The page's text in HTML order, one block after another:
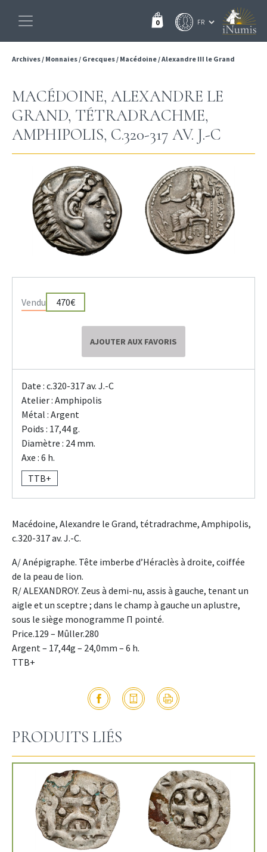
0
Archives/ Monnaies/ Grecques/ Macédoine/Alexandre III le Grand
MACÉDOINE, ALEXANDRE LE
GRAND, TÉTRADRACHME,
AMPHIPOLIS, C.320-317 AV. J.-C
Vendu 470€
AJOUTER AUX FAVORIS
Date : c.320-317 av. J.-C
Atelier : Amphipolis
Métal : Argent
Poids : 17,44 g.
Diamètre : 24 mm.
Axe : 6 h.
TTB+
Macédoine, Alexandre le Grand, tétradrachme, Amphipolis,
c.320-317 av. J.-C.
A/ Anépigraphe. Tête imberbe d’Héraclès à droite, coiffée
de la peau de lion.
R/ ALEXANDROY. Zeus à demi-nu, assis à gauche, tenant un
aigle et un sceptre ; dans le champ à gauche un aplustre,
sous le siège monogramme Π pointé.
Price.129 – Mûller.280
Argent – 17,44g – 24,0mm – 6 h.
TTB+
PRODUITS LIÉS